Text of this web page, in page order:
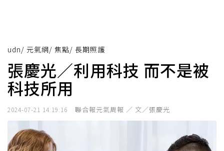
udn/ 元氣網/ 焦點/ 長期照護
張慶光／利用科技 而不是被
科技所用
2024-07-21 14:19:16 聯合報元氣周報 ／ 文／張慶光